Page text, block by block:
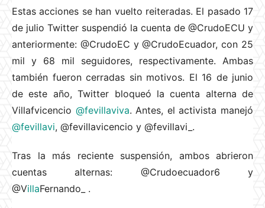
Estas acciones se han vuelto reiteradas. El pasado 17
de julio Twitter suspendió la cuenta de @CrudoECU y
anteriormente: @CrudoEC y @CrudoEcuador, con 25
mil y 68 mil seguidores, respectivamente. Ambas
también fueron cerradas sin motivos. El 16 de junio
de este año, Twitter bloqueó la cuenta alterna de
Villafvicencio @fevillaviva. Antes, el activista manejó
@fevillavi, @fevillavicencio y @fevillavi_.
Tras la más reciente suspensión, ambos abrieron
cuentas alternas: @Crudoecuador6 y
@VillaFernando_ .